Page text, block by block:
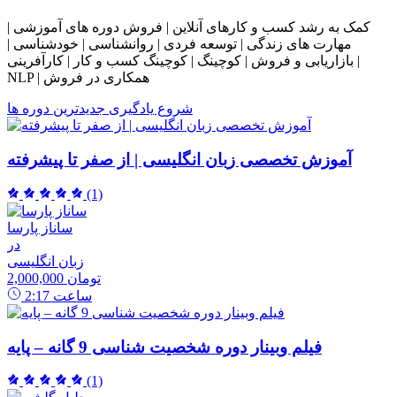
کمک به رشد کسب و کارهای آنلاین | فروش دوره های آموزشی |
مهارت های زندگی | توسعه فردی | روانشناسی | خودشناسی |
بازاریابی و فروش | کوچینگ | کوچینگ کسب و کار | کارآفرینی |
NLP | همکاری در فروش
شروع یادگیری جدیدترین دوره ها
آموزش تخصصی زبان انگلیسی | از صفر تا پیشرفته
(1)
ساناز پارسا
در
زبان انگلیسی
2,000,000 تومان
2:17 ساعت
فیلم وبینار دوره شخصیت شناسی 9 گانه – پایه
(1)